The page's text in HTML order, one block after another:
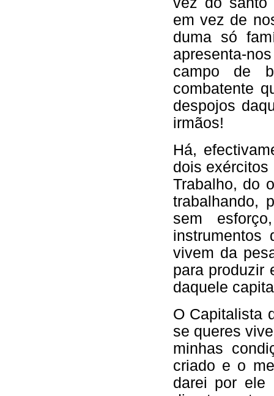
em vez de
duma só
apresenta-
campo de
combatente
despojos
irmãos!
Há,
dois
Trabalho, do
trabalhando,
sem
instrumentos
vivem da
para produzir
daquele
O Capitalista
se queres
minhas
criado e o
darei por ele